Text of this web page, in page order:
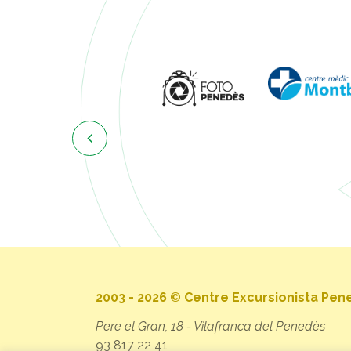

2003 - 2026 © Centre Excursionista
Pere el Gran, 18 - Vilafranca del Penedès
93 817 22 41